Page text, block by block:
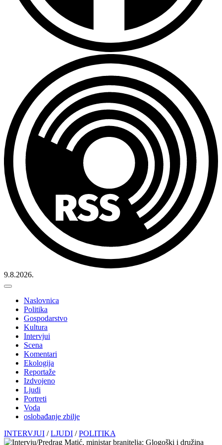
9.8.2026.
Naslovnica
Politika
Gospodarstvo
Kultura
Intervjui
Scena
Komentari
Ekologija
Reportaže
Izdvojeno
Ljudi
Portreti
Voda
oslobađanje zbilje
INTERVJUI /LJUDI /POLITIKA